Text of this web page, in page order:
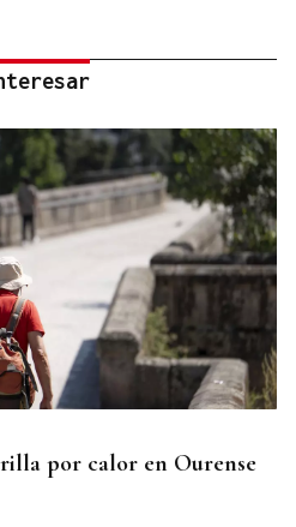
por calor en Ourense